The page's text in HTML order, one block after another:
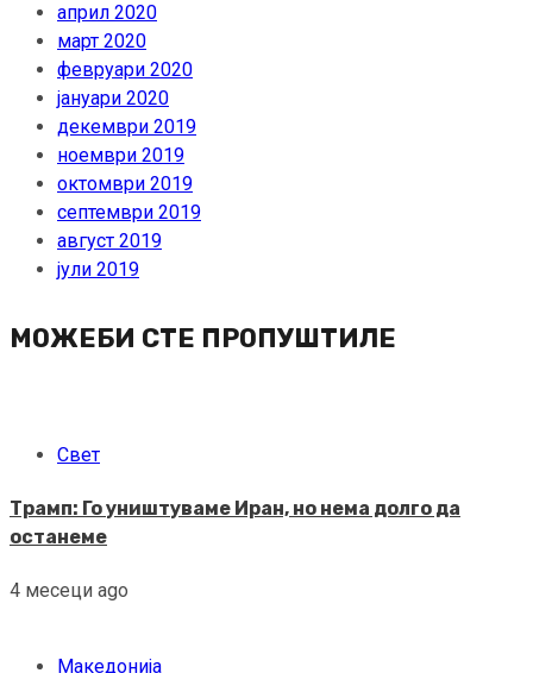
април 2020
март 2020
февруари 2020
јануари 2020
декември 2019
ноември 2019
октомври 2019
септември 2019
август 2019
јули 2019
МОЖЕБИ СТЕ ПРОПУШТИЛЕ
Свет
Трамп: Го уништуваме Иран, но нема долго да
останеме
4 месеци ago
Македонија